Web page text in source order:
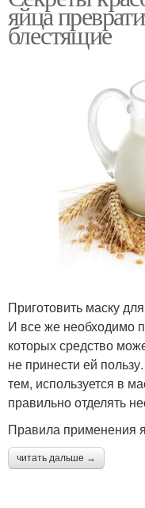
яйца
блестящие
Приготовить маску
И все же необходимо
которых средство
не принести ей
тем, используется в
правильно отделять
Правила применения
читать дальше →